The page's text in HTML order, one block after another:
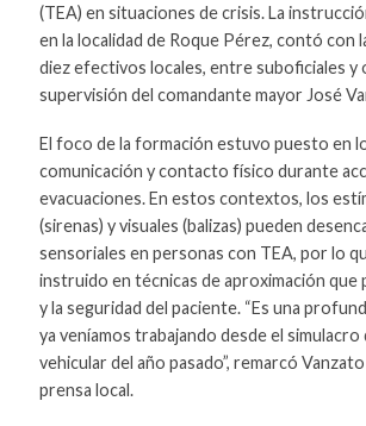
(TEA) en situaciones de crisis. La
en la localidad de Roque Pérez, contó con
diez efectivos locales, entre suboficiales y
supervisión del comandante mayor José
El foco de la formación estuvo puesto en
comunicación y contacto físico durante
evacuaciones. En estos contextos, los
(sirenas) y visuales (balizas) pueden
sensoriales en personas con TEA, por lo
instruido en técnicas de aproximación que
y la seguridad del paciente. “Es una
ya veníamos trabajando desde el simulacro
vehicular del año pasado”, remarcó
prensa local.